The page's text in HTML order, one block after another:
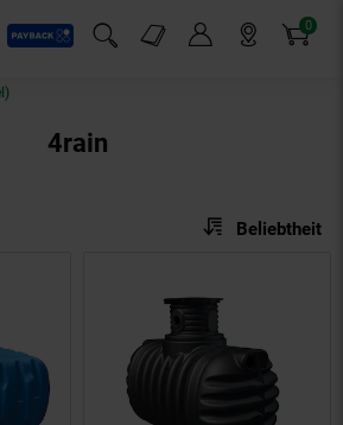
Payback
Suchfeld einblenden
Markt-Angebote 0
Artikel
4rain
Sortierung:
Beliebtheit